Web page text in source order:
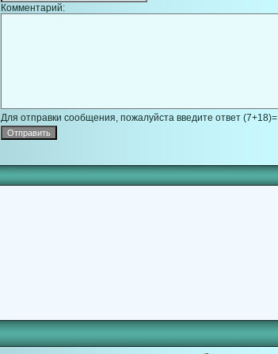
Комментарий:
Для отправки сообщения, пожалуйста введите ответ (7+18)=